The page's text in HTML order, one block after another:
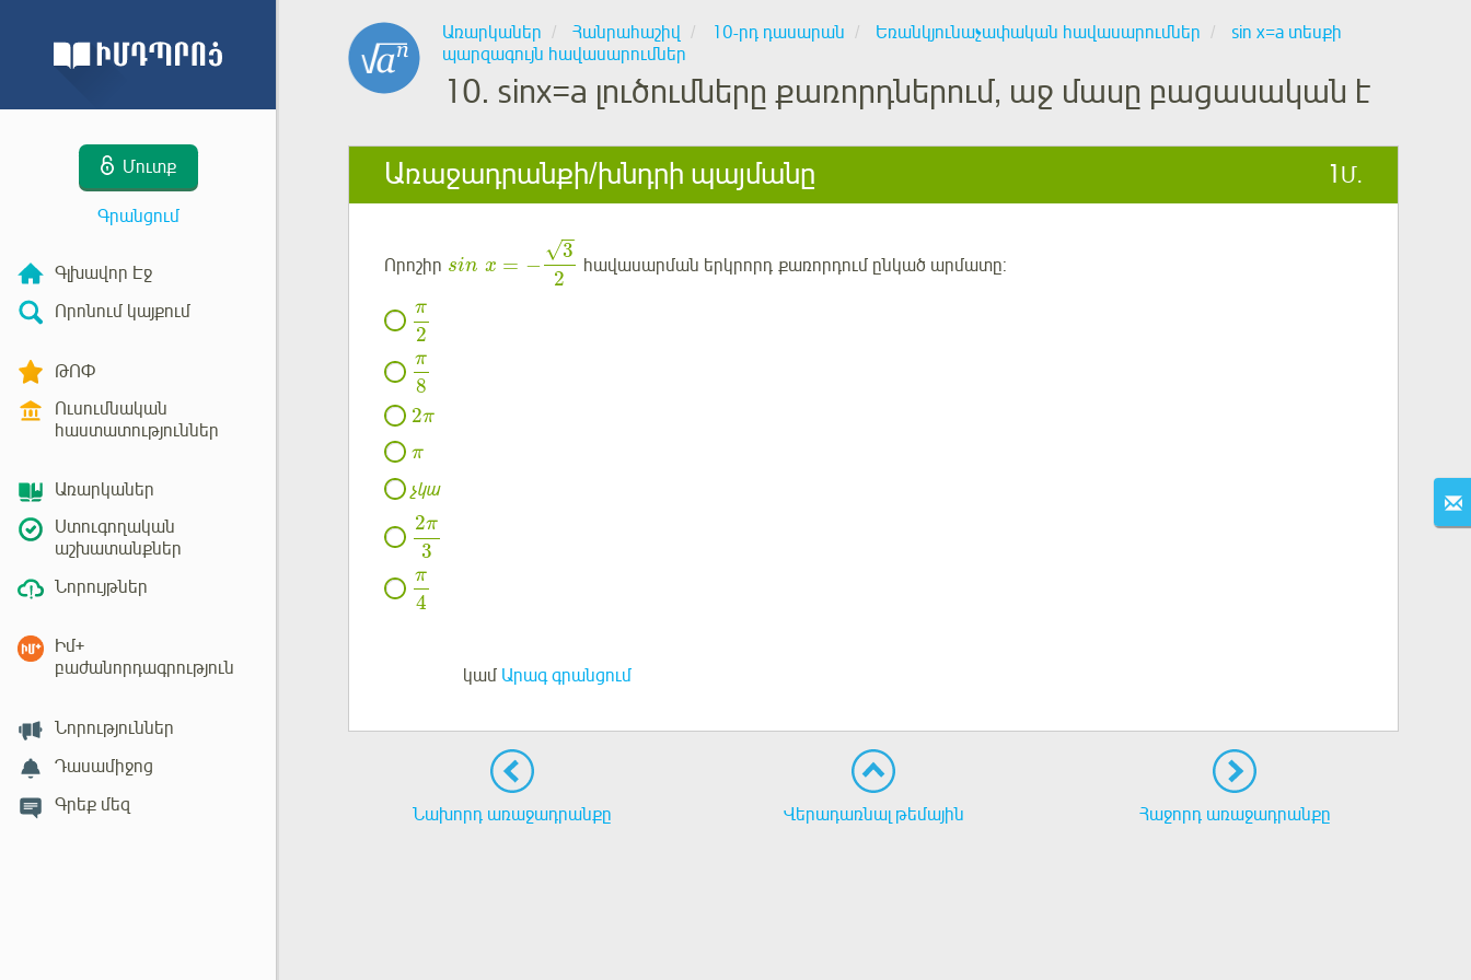
Մուտք
Գրանցում
Գլխավոր Էջ
Որոնում կայքում
ԹՈՓ
Ուսումնական
հաստատություններ
Առարկաներ
Ստուգողական
աշխատանքներ
Նորույթներ
Իմ+
բաժանորդագրություն
Նորություններ
Դասամիջոց
Գրեք մեզ
Առարկաներ Հանրահաշիվ 10-րդ դասարան Եռանկյունաչափական հավասարումներ
sin х=a տեսքի
պարզագույն հավասարումներ
10. sinx=a լուծումները քառորդներում, աջ մասը բացասական է
Առաջադրանքի/խնդրի պայմանը 1 Մ.
Որոշիր sin x = −
3
−
−
√
2
հավասարման երկրորդ քառորդում ընկած արմատը:
π
2
π
8
2π
π
չկա
2π
3
π
4
կամ Արագ գրանցում
Նախորդ առաջադրանքը Վերադառնալ թեմային Հաջորդ առաջադրանքը